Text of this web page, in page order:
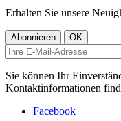
Erhalten Sie unsere
Sie können Ihr
Kontaktinformationen
Facebook